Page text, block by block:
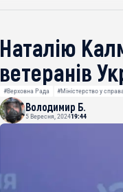
Наталію
ветеранів
#Верховна Рада #Міністерство у
Володимир Б.
5 Вересня, 202419:44